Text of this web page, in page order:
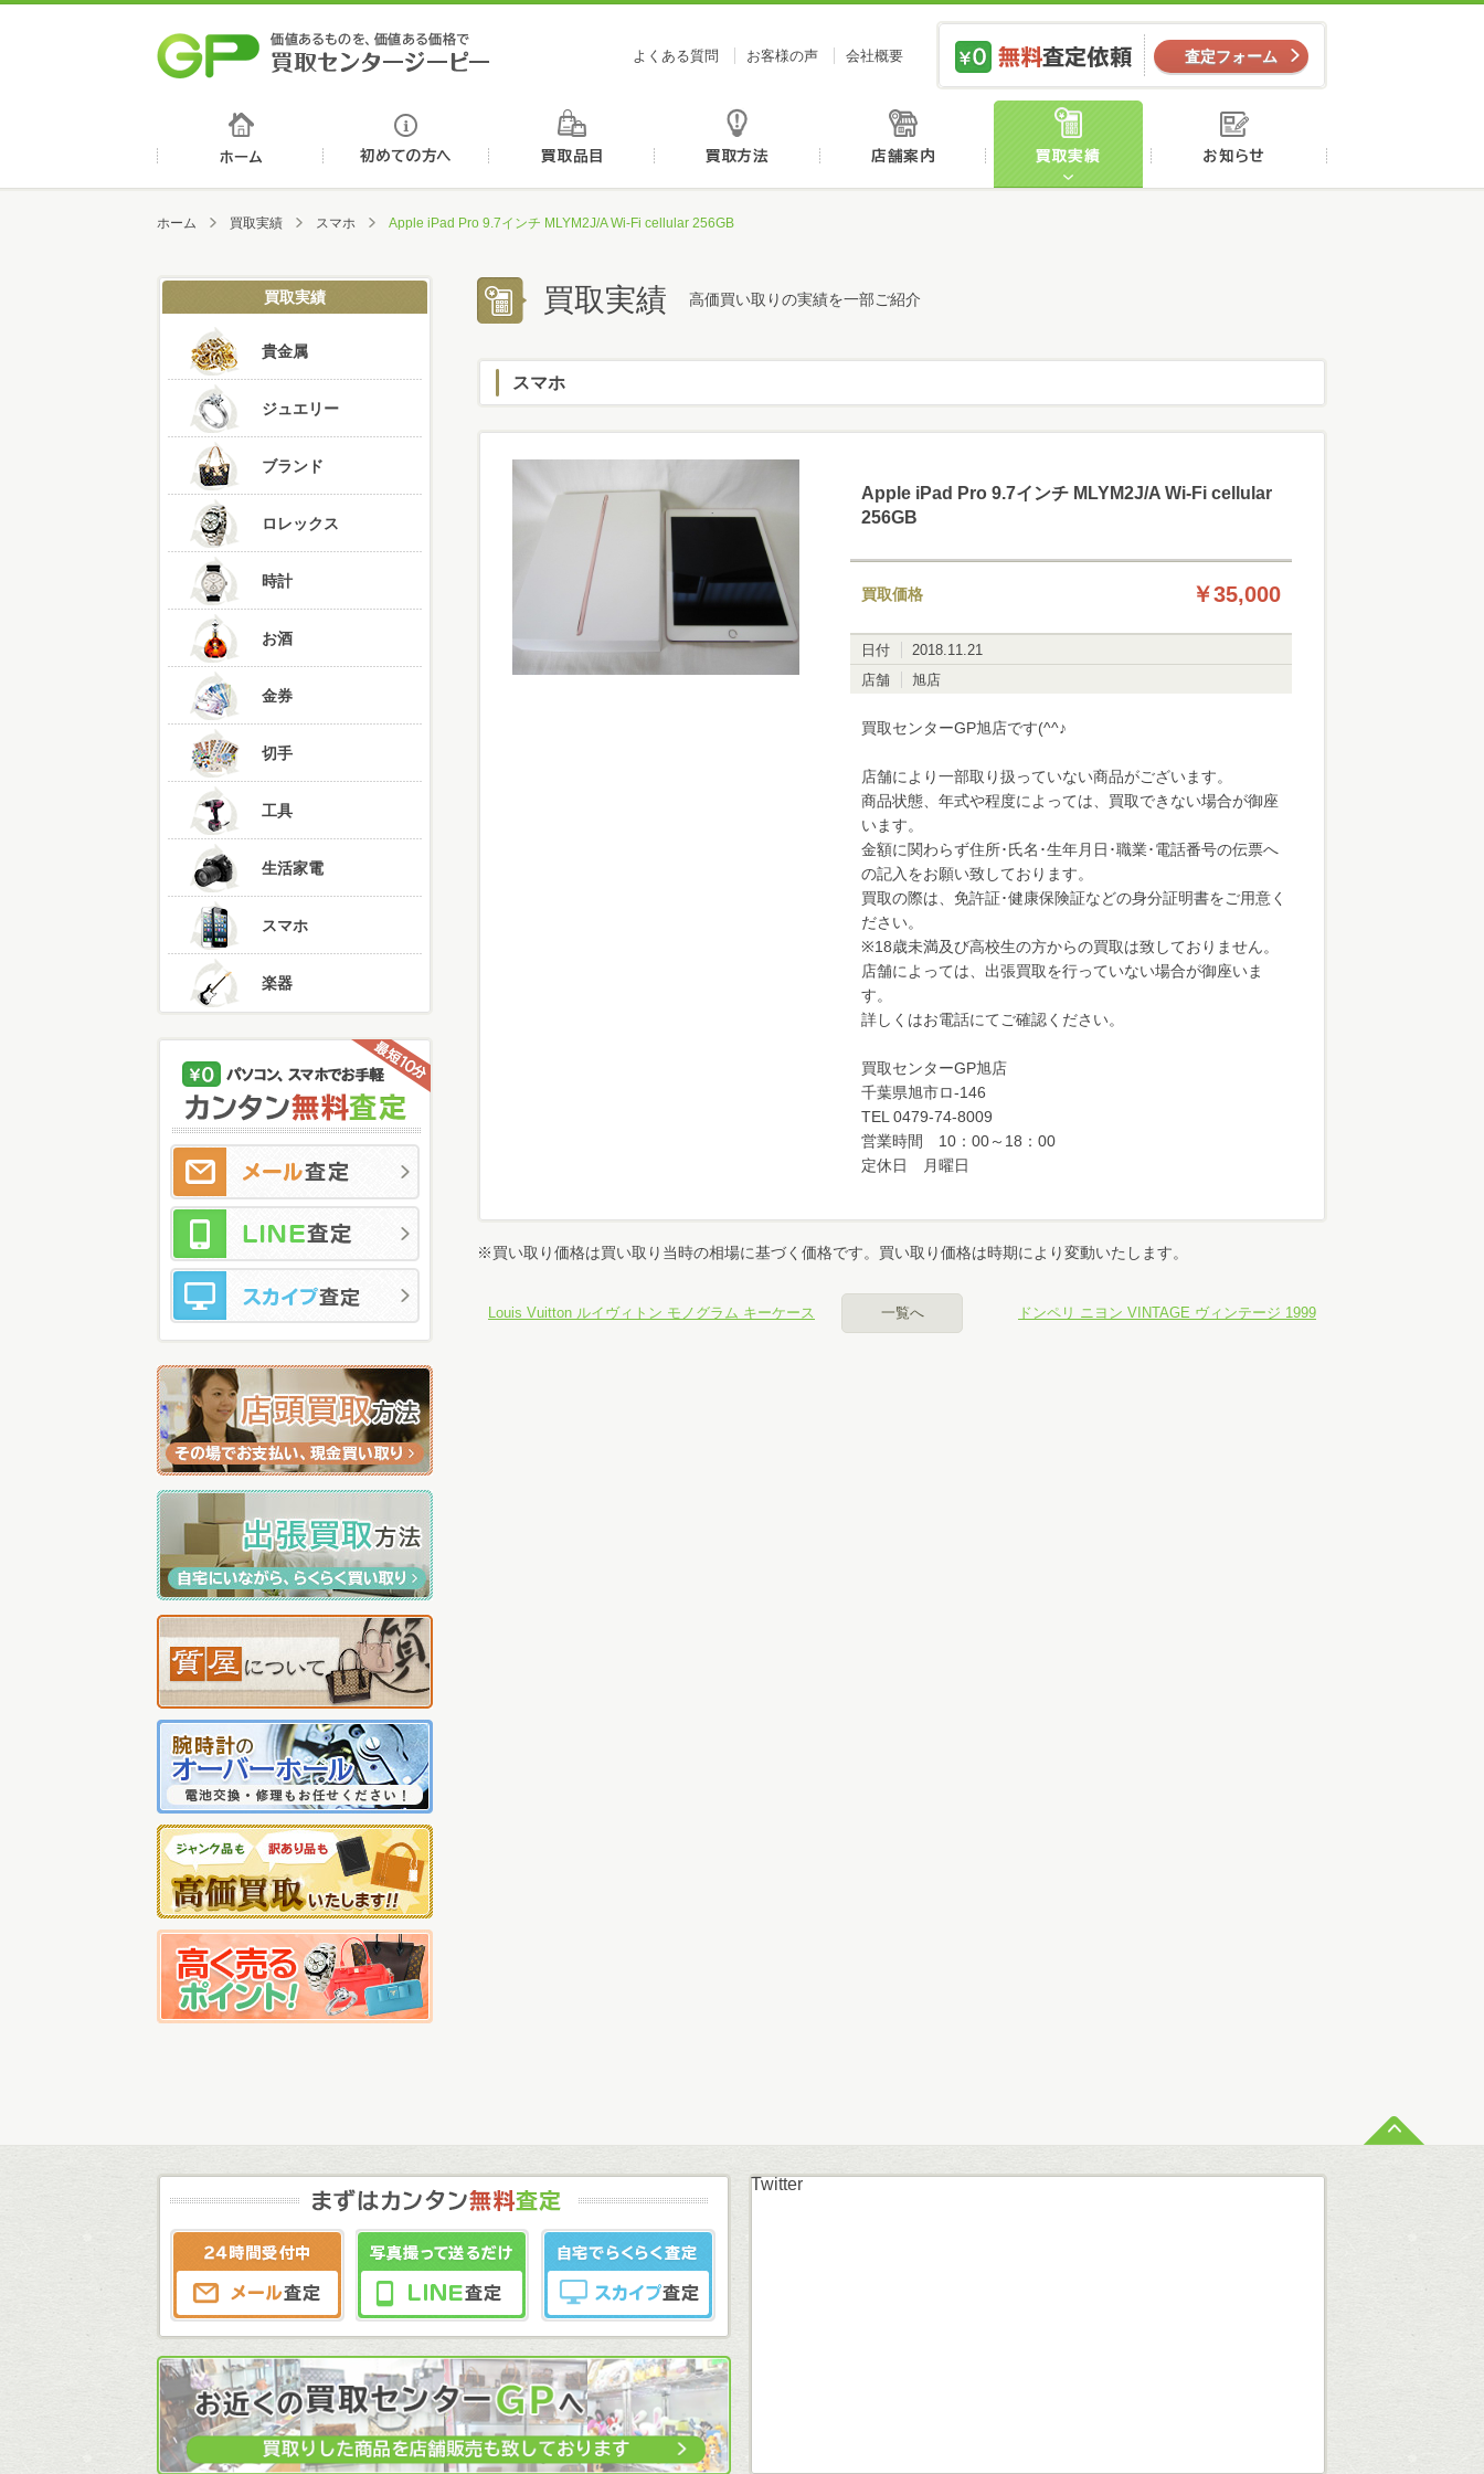
価値あるものを、価値ある価格で買取センタージーピー
よくある質問 お客様の声 会社概要
無料査定依頼
査定フォーム
初めての方へ 買取品目 買取方法 店舗案内 買取実績
ホーム 買取実績 スマホ Apple iPad Pro 9.7インチ MLYM2J/A Wi-Fi cellular 256GB
買取実績 高価買い取りの実績を一部ご紹介
スマホ
Apple iPad Pro 9.7インチ MLYM2J/A Wi-Fi cellular
256GB
買取価格 ￥35,000
日付
2018.11.21
店舗
旭店
買取センターGP旭店です(^^♪
店舗により一部取り扱っていない商品がございます。
商品状態、年式や程度によっては、買取できない場合が御座
います。
金額に関わらず住所･氏名･生年月日･職業･電話番号の伝票へ
の記入をお願い致しております。
買取の際は、免許証･健康保険証などの身分証明書をご用意く
ださい。
※18歳未満及び高校生の方からの買取は致しておりません。
店舗によっては、出張買取を行っていない場合が御座いま
す。
詳しくはお電話にてご確認ください。
買取センターGP旭店
千葉県旭市ロ-146
TEL 0479-74-8009
営業時間 10：00～18：00
定休日 月曜日
買い取り価格は買い取り当時の相場に基づく価格です。買い取り価格は時期により変動いたします。
Louis Vuitton ルイヴィトン モノグラム キーケース 一覧へ ドンペリ ニヨン VINTAGE ヴィンテージ 1999
買取実績
貴金属
ジュエリー
ブランド
ロレックス
時計
お酒
金券
切手
工具
生活家電
スマホ
楽器
メール査定 LINE査定
Twitter